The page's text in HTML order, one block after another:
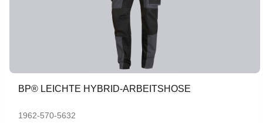
BP® LEICHTE HYBRID-ARBEITSHOSE
1962-570-5632